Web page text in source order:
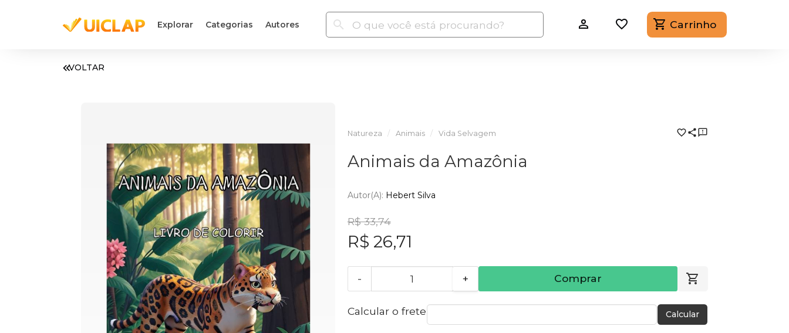
Explorar Categorias Autores Carrinho
VOLTAR
Natureza Animais Vida Selvagem
Animais da Amazônia
Autor(a): Hebert Silva
R$ 33,74
R$ 26,71
- + Comprar
Calcular o frete Calcular